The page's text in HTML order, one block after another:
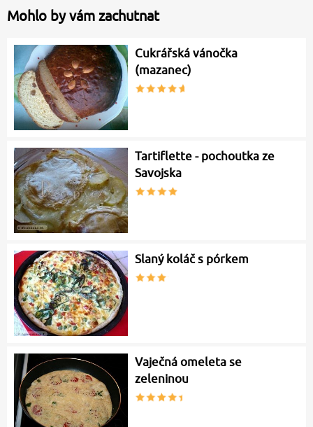
Mohlo by vám zachutnat
Cukrářská vánočka
(mazanec)
Tartiflette - pochoutka ze
Savojska
Slaný koláč s pórkem
Vaječná omeleta se
zeleninou